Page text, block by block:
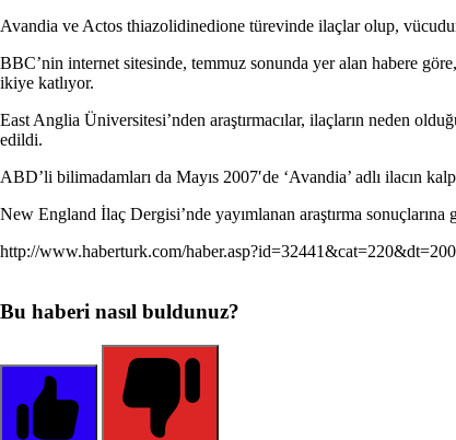
Avandia ve Actos thiazolidinedione türevinde ilaçlar olup, vücudun
BBC’nin internet sitesinde, temmuz sonunda yer alan habere
ikiye katlıyor.
East Anglia Üniversitesi’nden araştırmacılar, ilaçların neden
edildi.
ABD’li bilimadamları da Mayıs 2007′de ‘Avandia’ adlı ilacın
New England İlaç Dergisi’nde yayımlanan araştırma
http://www.haberturk.com/
Bu haberi nasıl buldunuz?